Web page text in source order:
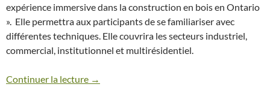
expérience immersive dans la construction en bois en Ontario
». Elle permettra aux participants de se familiariser avec
différentes techniques. Elle couvrira les secteurs industriel,
commercial, institutionnel et multirésidentiel.
Continuer la lecture →